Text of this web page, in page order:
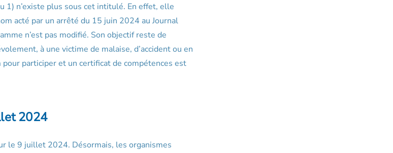
n’existe plus sous cet intitulé. En effet, elle
acté par un arrêté du 15 juin 2024 au Journal
n’est pas modifié. Son objectif reste de
à une victime de malaise, d’accident ou en
participer et un certificat de compétences est
2024
le 9 juillet 2024. Désormais, les organismes